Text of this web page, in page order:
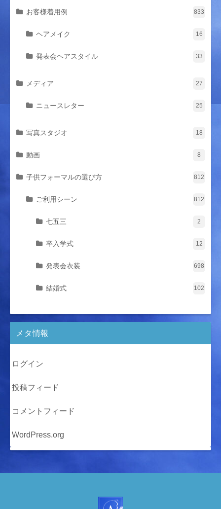
お客様着用例 833
ヘアメイク 16
発表会ヘアスタイル 33
メディア 27
ニュースレター 25
写真スタジオ 18
動画 8
子供フォーマルの選び方 812
ご利用シーン 812
七五三 2
卒入学式 12
発表会衣装 698
結婚式 102
メタ情報
ログイン
投稿フィード
コメントフィード
WordPress.org